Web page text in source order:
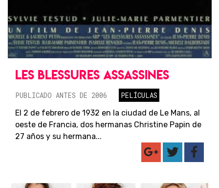
LES BLESSURES ASSASSINES
PUBLICADO ANTES DE 2006
PELÍCULAS
El 2 de febrero de 1932 en la ciudad de Le Mans, al
oeste de Francia, dos hermanas Christine Papin de
27 años y su hermana...